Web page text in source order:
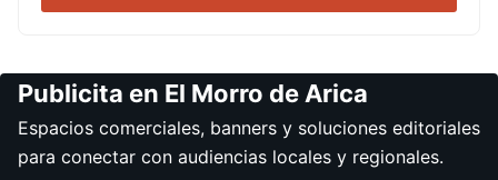
Publicita en El Morro de Arica
Espacios comerciales, banners y soluciones editoriales
para conectar con audiencias locales y regionales.